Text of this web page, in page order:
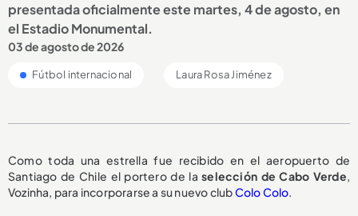
presentada oficialmente este martes, 4 de agosto, en
el Estadio Monumental.
03 de agosto de 2026
Fútbol internacional Laura Rosa Jiménez
Como toda una estrella fue recibido en el aeropuerto de
Santiago de Chile el portero de laselección de Cabo Verde,
Vozinha, para incorporarse a su nuevo clubColo Colo.